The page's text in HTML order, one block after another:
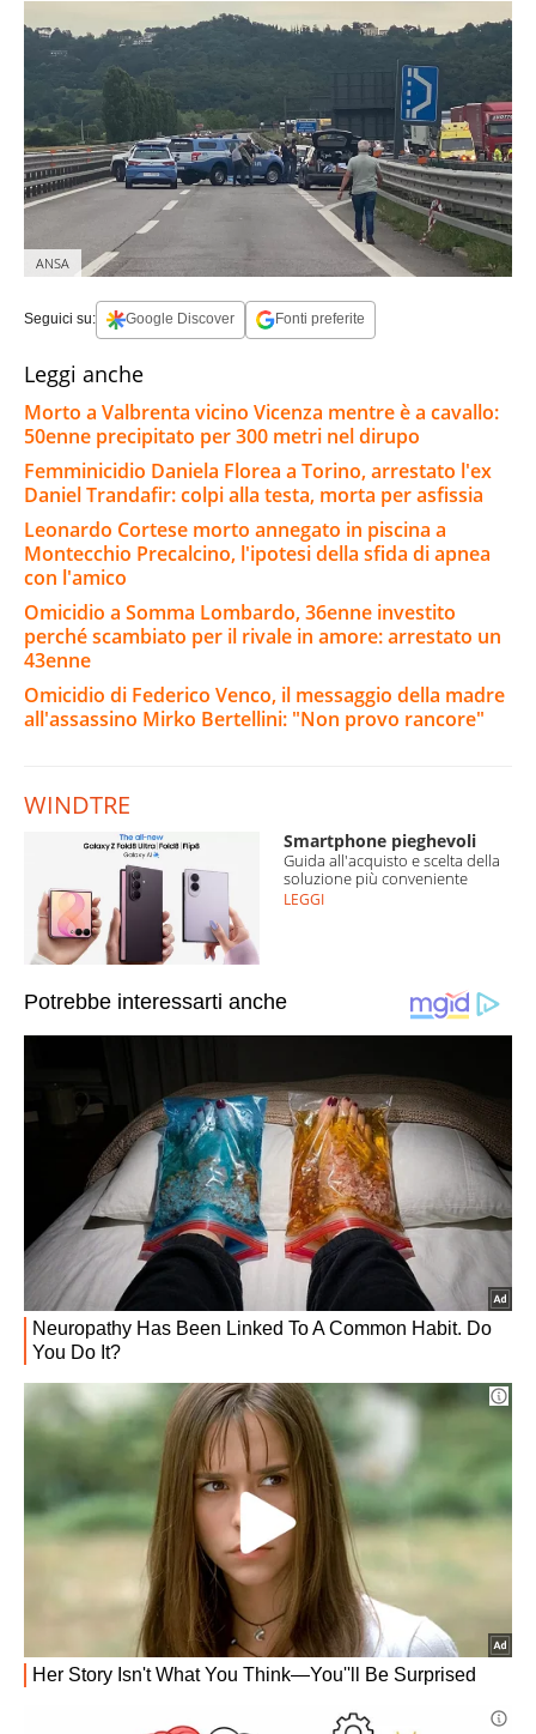
ANSA
Seguici su: Google Discover Fonti preferite
Leggi anche
Morto a Valbrenta vicino Vicenza mentre è a cavallo:
50enne precipitato per 300 metri nel dirupo
Femminicidio Daniela Florea a Torino, arrestato l'ex
Daniel Trandafir: colpi alla testa, morta per asfissia
Leonardo Cortese morto annegato in piscina a
Montecchio Precalcino, l'ipotesi della sfida di apnea
con l'amico
Omicidio a Somma Lombardo, 36enne investito
perché scambiato per il rivale in amore: arrestato un
43enne
Omicidio di Federico Venco, il messaggio della madre
all'assassino Mirko Bertellini: "Non provo rancore"
WINDTRE
Smartphone pieghevoli
Guida all'acquisto e scelta della
soluzione più conveniente
LEGGI